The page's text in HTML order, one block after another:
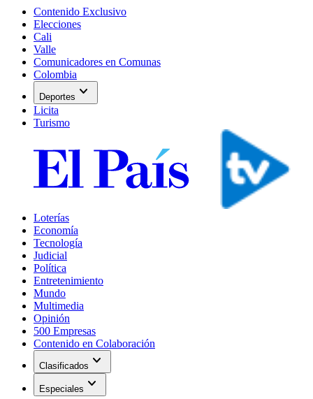
Contenido Exclusivo
Elecciones
Cali
Valle
Comunicadores en Comunas
Colombia
Deportes expand_more
Licita
Turismo
Loterías
Economía
Tecnología
Judicial
Política
Entretenimiento
Mundo
Multimedia
Opinión
500 Empresas
Contenido en Colaboración
Clasificados expand_more
Especiales expand_more